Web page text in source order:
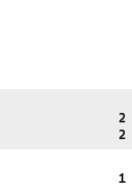
2
2
1